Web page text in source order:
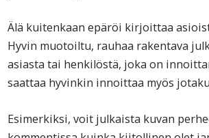
Älä kuitenkaan epäröi kirjoittaa
Hyvin muotoiltu, rauhaa rakentava
asiasta tai henkilöstä, joka on
saattaa hyvinkin innoittaa myös
Esimerkiksi, voit julkaista kuvan